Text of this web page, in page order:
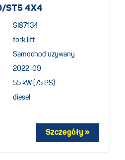
ST5 4X4
SI87134
fork lift
Samochod uzywany
2022-09
55 kW (75 PS)
diesel